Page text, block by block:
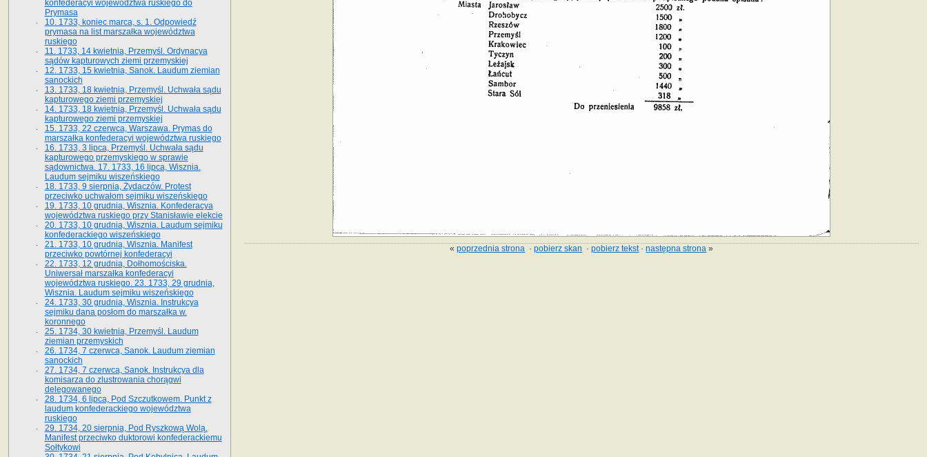
«poprzednia strona ·pobierz skan ·pobierz tekst·następna strona »
konfederacyi województwa ruskiego do
Prymasa
10. 1733, koniec marca, s. 1. Odpowiedź
prymasa na list marszałka województwa
ruskiego
11. 1733, 14 kwietnia, Przemyśl. Ordynacya
sądów kapturowych ziemi przemyskiej
12. 1733, 15 kwietnia, Sanok. Laudum ziemian
sanockich
13. 1733, 18 kwietnia, Przemyśl. Uchwała sądu
kapturowego ziemi przemyskiej
14. 1733, 18 kwietnia, Przemyśl. Uchwała sądu
kapturowego ziemi przemyskiej
15. 1733, 22 czerwca, Warszawa. Prymas do
marszałka konfederacyi województwa ruskiego
16. 1733, 3 lipca, Przemyśl. Uchwała sądu
kapturowego przemyskiego w sprawie
sądownictwa. 17. 1733, 16 lipca, Wisznia.
Laudum sejmiku wiszeńskiego
18. 1733, 9 sierpnia, Żydaczów. Protest
przeciwko uchwałom sejmiku wiszeńskiego
19. 1733, 10 grudnia, Wisznia. Konfederacya
województwa ruskiego przy Stanisławie elekcie
20. 1733, 10 grudnia, Wisznia. Laudum sejmiku
konfederackiego wiszeńskiego
21. 1733, 10 grudnia, Wisznia. Manifest
przeciwko powtórnej konfederacyi
22. 1733, 12 grudnia, Dołhomościska.
Uniwersał marszałka konfederacyi
województwa ruskiego. 23. 1733, 29 grudnia,
Wisznia. Laudum sejmiku wiszeńskiego
24. 1733, 30 grudnia, Wisznia. Instrukcya
sejmiku dana posłom do marszałka w.
koronnego
25. 1734, 30 kwietnia, Przemyśl. Laudum
ziemian przemyskich
26. 1734, 7 czerwca, Sanok. Laudum ziemian
sanockich
27. 1734, 7 czerwca, Sanok. Instrukcya dla
komisarza do zlustrowania chorągwi
delegowanego
28. 1734, 6 lipca, Pod Szczutkowem. Punkt z
laudum konfederackiego województwa
ruskiego
29. 1734, 20 sierpnia, Pod Ryszkową Wolą.
Manifest przeciwko duktorowi konfederackiemu
Sołtykowi